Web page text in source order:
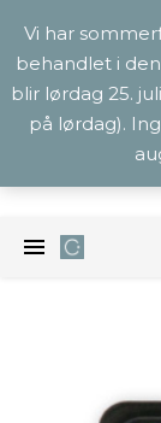
Vi har
behandlet i
blir lørdag 25.
på lørdag).